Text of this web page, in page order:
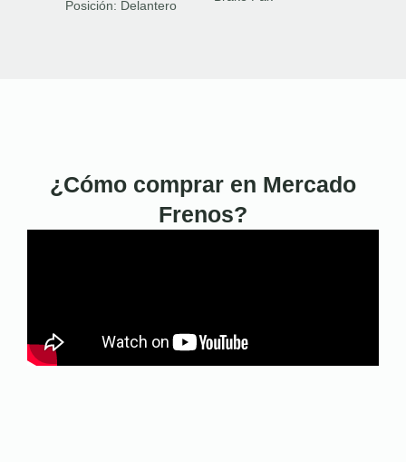
Posición: Delantero
¿Cómo comprar en Mercado
Frenos?